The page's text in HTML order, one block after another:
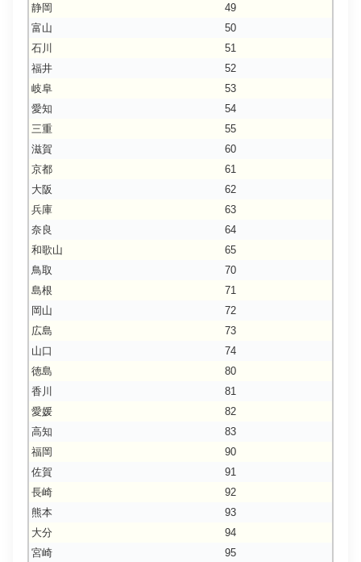
静岡
49
富山
50
石川
51
福井
52
岐阜
53
愛知
54
三重
55
滋賀
60
京都
61
大阪
62
兵庫
63
奈良
64
和歌山
65
鳥取
70
島根
71
岡山
72
広島
73
山口
74
徳島
80
香川
81
愛媛
82
高知
83
福岡
90
佐賀
91
長崎
92
熊本
93
大分
94
宮崎
95